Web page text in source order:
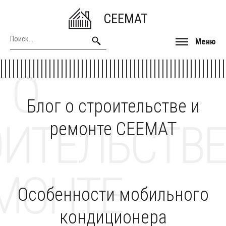
CEEMAT
Меню
Блог о строительстве и
ремонте CEEMAT
О
Особенности мобильного
кондиционера